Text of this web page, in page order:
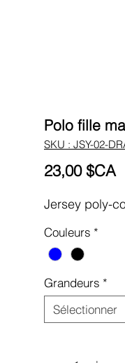
Polo fille
SKU : JSY-02-
23,00 $CA
Jersey poly-
Couleurs *
Grandeurs *
Sélectionner